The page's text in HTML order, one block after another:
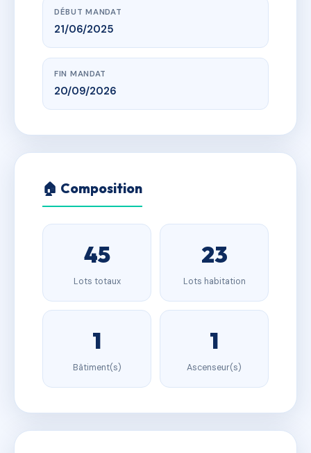
DÉBUT MANDAT
21/06/2025
FIN MANDAT
20/09/2026
🏠 Composition
45
Lots totaux
23
Lots habitation
1
Bâtiment(s)
1
Ascenseur(s)